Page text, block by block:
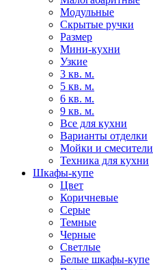
Модульные
Скрытые ручки
Размер
Мини-кухни
Узкие
3 кв. м.
5 кв. м.
6 кв. м.
9 кв. м.
Все для кухни
Варианты отделки
Мойки и смесители
Техника для кухни
Шкафы-купе
Цвет
Коричневые
Серые
Темные
Черные
Светлые
Белые шкафы-купе